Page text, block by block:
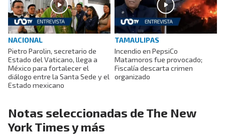
NACIONAL
Pietro Parolin, secretario de
Estado del Vaticano, llega a
México para fortalecer el
diálogo entre la Santa Sede y el
Estado mexicano
TAMAULIPAS
Incendio en PepsiCo
Matamoros fue provocado;
Fiscalía descarta crimen
organizado
Notas seleccionadas de The New
York Times y más